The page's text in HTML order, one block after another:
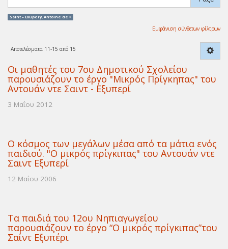
Saint – Exupéry, Antoine de ×
Εμφάνιση σύνθετων φίλτρων
Αποτελέσματα 11-15 από 15
Οι μαθητές του 7ου Δημοτικού Σχολείου
παρουσιάζουν το έργο "Μικρός Πρίγκηπας" του
Αντουάν ντε Σαιντ - Εξυπερί
3 Μαΐου 2012
Ο κόσμος των μεγάλων μέσα από τα μάτια ενός
παιδιού. "Ο μικρός πρίγκιπας" του Αντουάν ντε
Σαιντ Εξυπερί
12 Μαΐου 2006
Τα παιδιά του 12ου Νηπιαγωγείου
παρουσιάζουν το έργο “Ο μικρός πρίγκιπας”του
Σαίντ Εξυπέρι